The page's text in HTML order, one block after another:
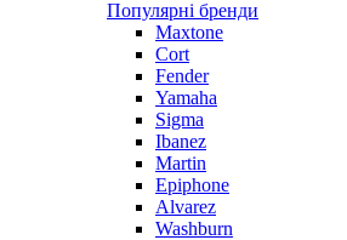
Популярні бренди
Maxtone
Cort
Fender
Yamaha
Sigma
Ibanez
Martin
Epiphone
Alvarez
Washburn